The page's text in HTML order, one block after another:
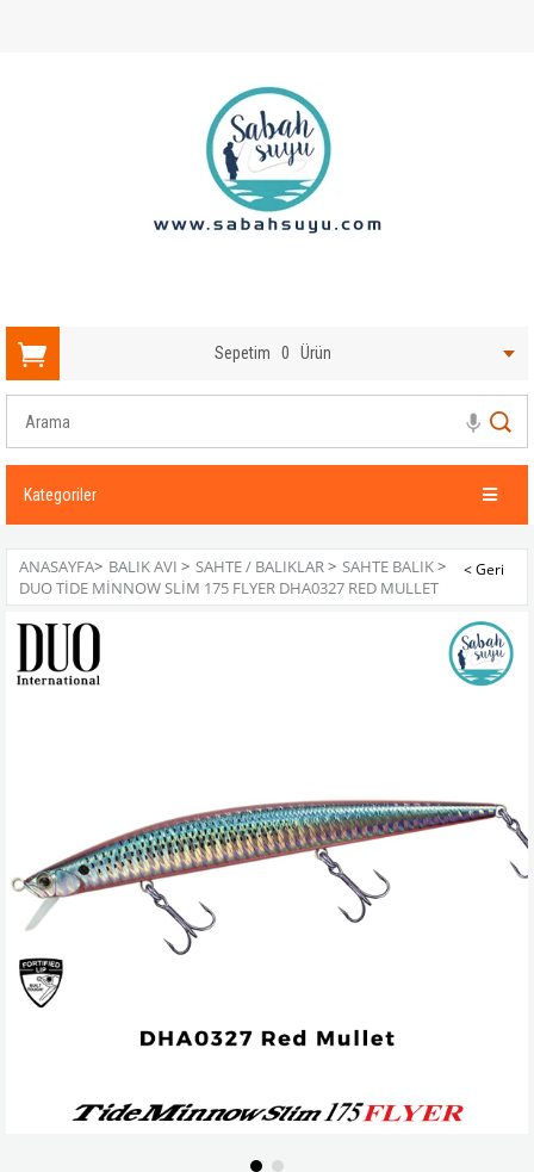
Sepetim 0 Ürün
Kategoriler
ANASAYFA> BALIK AVI > SAHTE / BALIKLAR> SAHTE BALIK>
DUO TIDE MINNOW SLIM 175 FLYER DHA0327 RED MULLET